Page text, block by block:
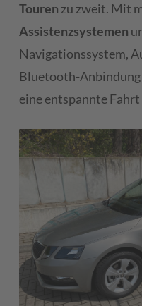
Touren zu zweit. Mit
Assistenzsystemen
Navigationssystem,
Bluetooth-Anbindung
eine entspannte